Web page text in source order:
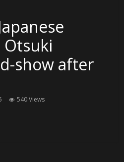
Otsuki
show after
540 Views